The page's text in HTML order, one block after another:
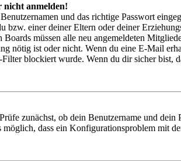
nicht anmelden!
und das richtige Passwort
bzw. einer deiner Eltern oder deiner
müssen alle neu angemeldeten
nötig ist oder nicht. Wenn du eine E-Mail
blockiert wurde. Wenn du dir sicher bist,
zunächst, ob dein Benutzername und
möglich, dass ein Konfigurationsproblem mit